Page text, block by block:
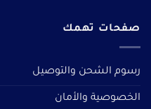
صفحات تهمك
رسوم الشحن والتوصيل
الخصوصية والأمان